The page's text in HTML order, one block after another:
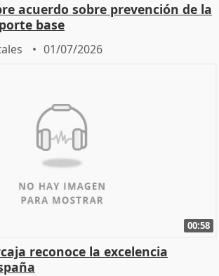
acuerdo sobre prevención de la
base
01/07/2026
00:58
reconoce la excelencia